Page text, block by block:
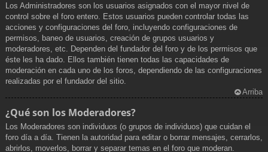
Los Administradores son los usuarios asignados con el mayor nivel de
control sobre el foro entero. Estos usuarios pueden controlar todas las
acciones y configuraciones del foro, incluyendo configuraciones de
permisos, baneo de usuarios, creación de grupos usuarios y
moderadores, etc. Dependen del fundador del foro y de los permisos que
éste les ha dado. Ellos también tienen todas las capacidades de
moderación en cada uno de los foros, dependiendo de las configuraciones
realizadas por el fundador del sitio.
Arriba
¿Qué son los Moderadores?
Los Moderadores son individuos (o grupos de individuos) que cuidan el
foro día a día. Tienen la autoridad para editar o borrar mensajes, cerrarlos,
abrirlos, moverlos, borrar y separar temas en el foro que moderan.